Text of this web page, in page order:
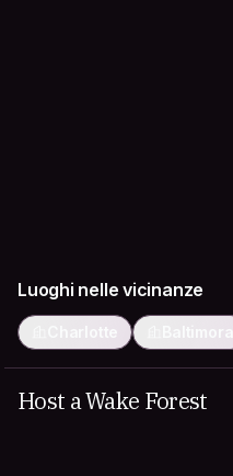
Luoghi nelle vicinanze
Charlotte Baltimora
Host a Wake Forest